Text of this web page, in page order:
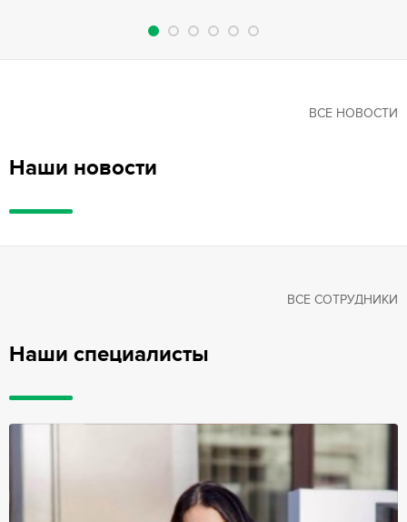
Наши новости
ВСЕ НОВОСТИ
Наши специалисты
ВСЕ СОТРУДНИКИ